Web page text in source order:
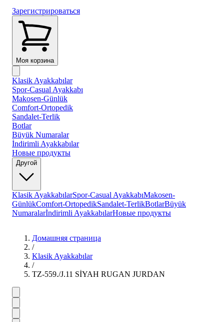
Зарегистрироваться
Моя корзина
Klasik Ayakkabılar
Spor-Casual Ayakkabı
Makosen-Günlük
Comfort-Ortopedik
Sandalet-Terlik
Botlar
Büyük Numaralar
İndirimli Ayakkabılar
Новые продукты
Другой
Klasik AyakkabılarSpor-Casual AyakkabıMakosen-
GünlükComfort-OrtopedikSandalet-TerlikBotlarBüyük
Numaralarİndirimli AyakkabılarНовые продукты
Домашняя страница
/
Klasik Ayakkabılar
/
TZ-559./J.11 SİYAH RUGAN JURDAN